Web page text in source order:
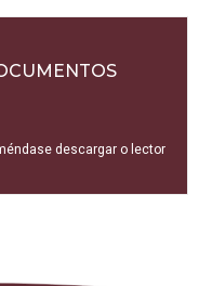
descargar o lector